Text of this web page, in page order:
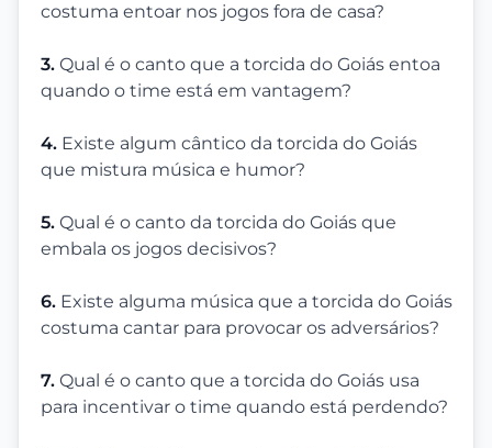
costuma entoar nos jogos fora de casa?
3. Qual é o canto que a torcida do Goiás entoa
quando o time está em vantagem?
4. Existe algum cântico da torcida do Goiás
que mistura música e humor?
5. Qual é o canto da torcida do Goiás que
embala os jogos decisivos?
6. Existe alguma música que a torcida do Goiás
costuma cantar para provocar os adversários?
7. Qual é o canto que a torcida do Goiás usa
para incentivar o time quando está perdendo?